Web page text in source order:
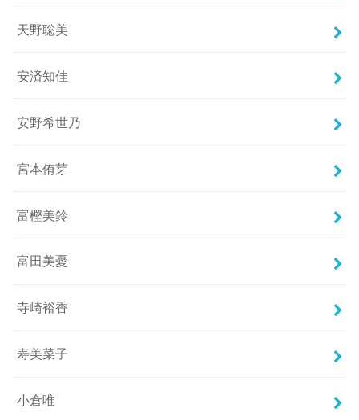
天野聡美
安済知佳
安野希世乃
宮本侑芽
富樫美鈴
富田美憂
寺崎裕香
寿美菜子
小倉唯